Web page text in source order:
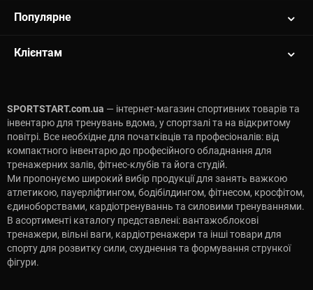
Популярне
Клієнтам
SPORTSTART.com.ua — інтернет-магазин спортивних товарів та
інвентарю для тренувань вдома, у спортзалі та на відкритому
повітрі. Все необхідне для початківців та професіоналів: від
компактного інвентарю до професійного обладнання для
тренажерних залів, фітнес-клубів та йога студій.
Ми пропонуємо широкий вибір продукції для занять важкою
атлетикою, пауерліфтингом, бодібілдингом, фітнесом, кросфітом,
єдиноборствами, кардіотренуваннь та силовими тренуваннями.
В асортименті каталогу представлені: вантажоблокові
тренажери, вільні ваги, кардіотренажери та інші товари для
спорту для розвитку сили, схуднення та формування стрункої
фігури.